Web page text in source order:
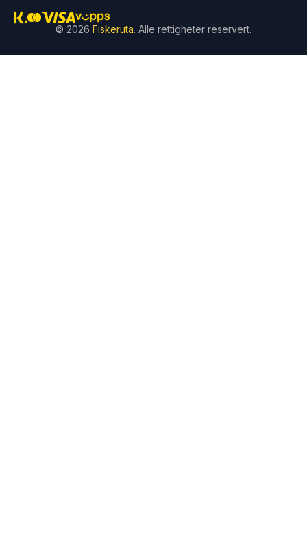
© 2026 Fiskeruta. Alle rettigheter reservert.